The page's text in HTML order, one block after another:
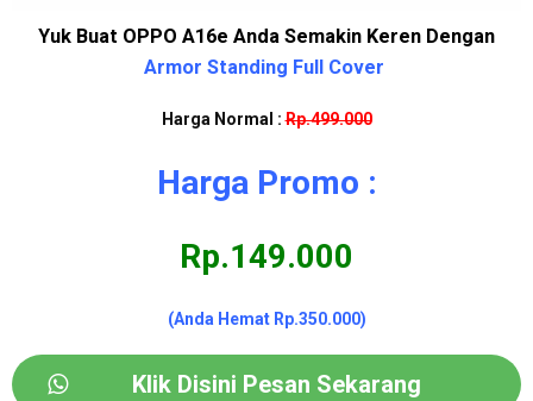
Yuk Buat OPPO A16e Anda Semakin Keren Dengan
Armor Standing Full Cover
Harga Normal :Rp.499.000
Harga Promo :
Rp.149.000
(Anda Hemat Rp.350.000)
Klik Disini Pesan Sekarang